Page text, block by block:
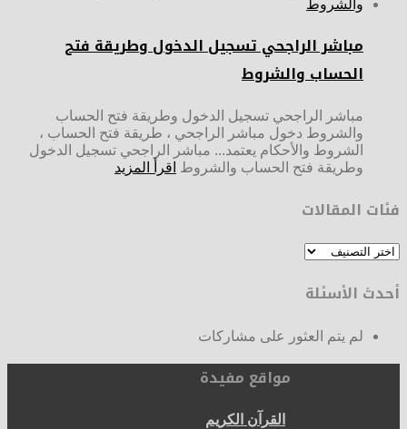
مباشر الراجحي تسجيل الدخول وطريقة فتح
الحساب والشروط
مباشر الراجحي تسجيل الدخول وطريقة فتح الحساب
والشروط دخول مباشر الراجحي ، طريقة فتح الحساب ،
الشروط والأحكام يعتمد... مباشر الراجحي تسجيل الدخول
وطريقة فتح الحساب والشروط اقرأ المزيد
فئات المقالات
فئات
أحدث الأسئلة
لم يتم العثور على مشاركات
مواقع مفيدة
القرآن الكريم